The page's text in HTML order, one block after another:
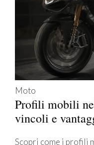
Moto
Profili mobili
vincoli e
Scopri come i profili